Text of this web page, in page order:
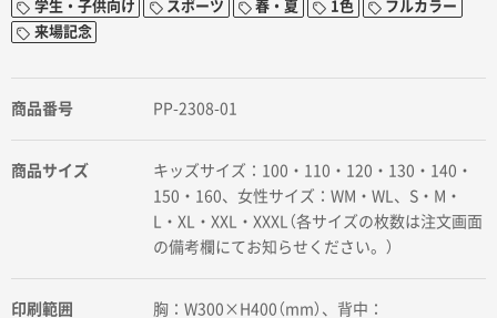
学生・子供向け スポーツ 春・夏 1色
フルカラー
来場記念
商品番号 PP-2308-01
商品サイズ
キッズサイズ：100・110・120・130・140・
150・160、女性サイズ：WM・WL、S・M・
L・XL・XXL・XXXL（各サイズの枚数は注文画面
の備考欄にてお知らせください。）
印刷範囲
胸：W300×H400（mm）、背中：